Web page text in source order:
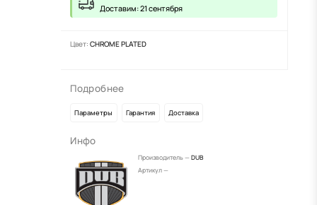
Доставим: 21 сентября
Цвет: CHROME PLATED
Подробнее
Параметры Гарантия Доставка
Инфо
Производитель —DUB
Артикул —